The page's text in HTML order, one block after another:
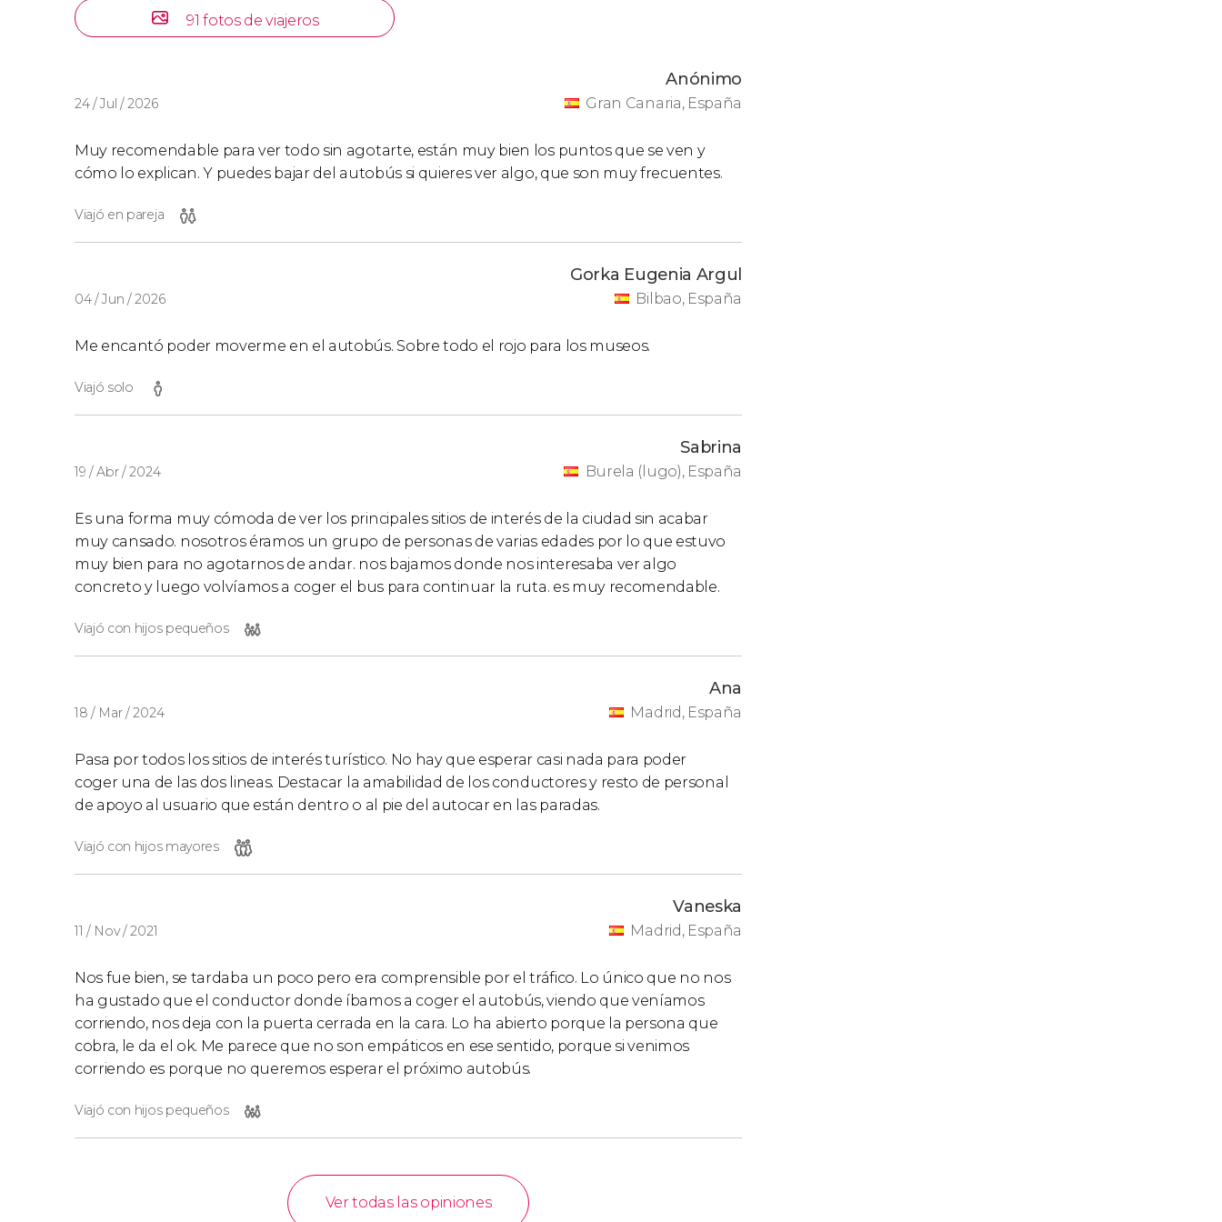
91 fotos de viajeros
24 / Jul / 2026
Anónimo
Gran Canaria, España
Muy recomendable para ver todo sin agotarte, están muy bien los puntos que se ven y
cómo lo explican. Y puedes bajar del autobús si quieres ver algo, que son muy frecuentes.
Viajó en pareja
04 / Jun / 2026
Gorka Eugenia Argul
Bilbao, España
Me encantó poder moverme en el autobús. Sobre todo el rojo para los museos.
Viajó solo
19 / Abr / 2024
Sabrina
Burela (lugo), España
Es una forma muy cómoda de ver los principales sitios de interés de la ciudad sin acabar
muy cansado. nosotros éramos un grupo de personas de varias edades por lo que estuvo
muy bien para no agotarnos de andar. nos bajamos donde nos interesaba ver algo
concreto y luego volvíamos a coger el bus para continuar la ruta. es muy recomendable.
Viajó con hijos pequeños
18 / Mar / 2024
Ana
Madrid, España
Pasa por todos los sitios de interés turístico. No hay que esperar casi nada para poder
coger una de las dos lineas. Destacar la amabilidad de los conductores y resto de personal
de apoyo al usuario que están dentro o al pie del autocar en las paradas.
Viajó con hijos mayores
11 / Nov / 2021
Vaneska
Madrid, España
Nos fue bien, se tardaba un poco pero era comprensible por el tráfico. Lo único que no nos
ha gustado que el conductor donde íbamos a coger el autobús, viendo que veníamos
corriendo, nos deja con la puerta cerrada en la cara. Lo ha abierto porque la persona que
cobra, le da el ok. Me parece que no son empáticos en ese sentido, porque si venimos
corriendo es porque no queremos esperar el próximo autobús.
Viajó con hijos pequeños
Ver todas las opiniones